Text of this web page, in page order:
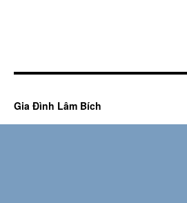
Gia Đình Lâm Bích